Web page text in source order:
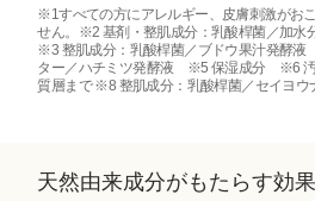
※1すべての方にアレルギー、皮膚刺激がお
せん。※2 基剤・整肌成分：乳酸桿菌／加水
※3 整肌成分：乳酸桿菌／ブドウ果汁発酵
ター／ハチミツ発酵液 ※5 保湿成分 ※6
質層まで ※8 整肌成分：乳酸桿菌／セイヨウ
天然由来成分がもたらす効